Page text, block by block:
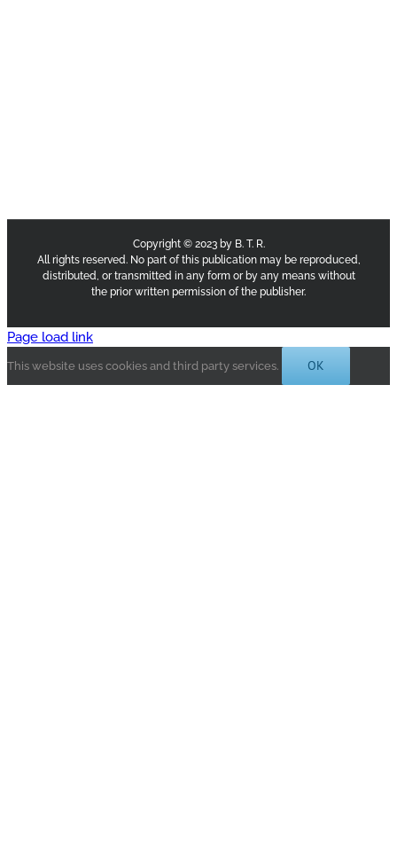
Copyright © 2023 by B. T. R.
All rights reserved. No part of this publication may be reproduced,
distributed, or transmitted in any form or by any means without
the prior written permission of the publisher.
Page load link
This website uses cookies and third party services. OK